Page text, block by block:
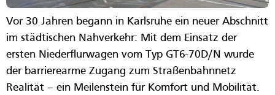
Vor 30 Jahren begann in Karlsruhe ein neuer Abschnitt
im städtischen Nahverkehr: Mit dem Einsatz der
ersten Niederflurwagen vom Typ GT6-70D/N wurde
der barrierearme Zugang zum Straßenbahnnetz
Realität – ein Meilenstein für Komfort und Mobilität.